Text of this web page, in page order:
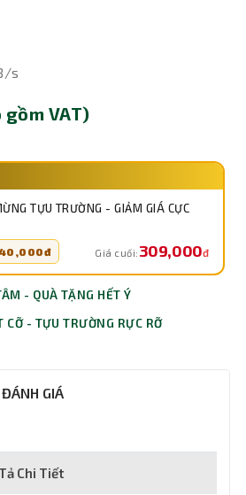
s
gồm VAT)
TỰU TRƯỜNG - GIẢM GIÁ CỰC
Giá cuối: 309,000đ
- QUÀ TẶNG HẾT Ý
CỠ - TỰU TRƯỜNG RỰC RỠ
ĐÁNH GIÁ
Chi Tiết